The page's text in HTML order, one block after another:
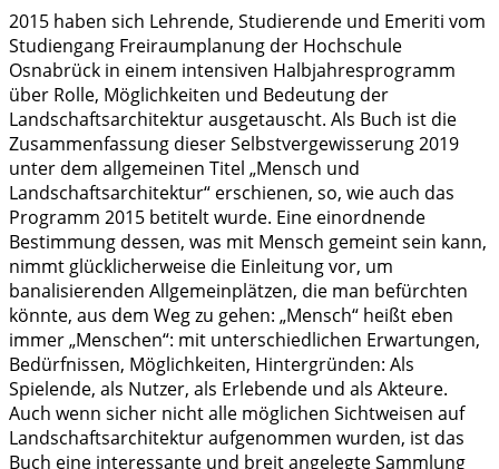
2015 haben sich Lehrende, Studierende und Emeriti vom
Studiengang Freiraumplanung der Hochschule
Osnabrück in einem intensiven Halbjahresprogramm
über Rolle, Möglichkeiten und Bedeutung der
Landschaftsarchitektur ausgetauscht. Als Buch ist die
Zusammenfassung dieser Selbstvergewisserung 2019
unter dem allgemeinen Titel „Mensch und
Landschaftsarchitektur“ erschienen, so, wie auch das
Programm 2015 betitelt wurde. Eine einordnende
Bestimmung dessen, was mit Mensch gemeint sein kann,
nimmt glücklicherweise die Einleitung vor, um
banalisierenden Allgemeinplätzen, die man befürchten
könnte, aus dem Weg zu gehen: „Mensch“ heißt eben
immer „Menschen“: mit unterschiedlichen Erwartungen,
Bedürfnissen, Möglichkeiten, Hintergründen: Als
Spielende, als Nutzer, als Erlebende und als Akteure.
Auch wenn sicher nicht alle möglichen Sichtweisen auf
Landschaftsarchitektur aufgenommen wurden, ist das
Buch eine interessante und breit angelegte Sammlung